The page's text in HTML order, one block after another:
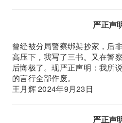
严正声
曾经被分局警察绑架抄家，后
高压下，我写了三书。又在警
后悔极了。现严正声明：我所
的言行全部作废。
王月辉 2024年9月23日
严正声